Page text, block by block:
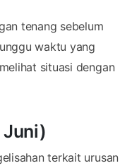
tenang sebelum
waktu yang
situasi dengan
Juni)
terkait urusan